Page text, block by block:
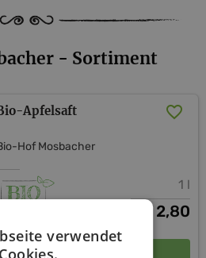
- Sortiment
Apfelsaft
Hof Mosbacher
1 l
2,80
Warenkorb
verwendet
Cookies.